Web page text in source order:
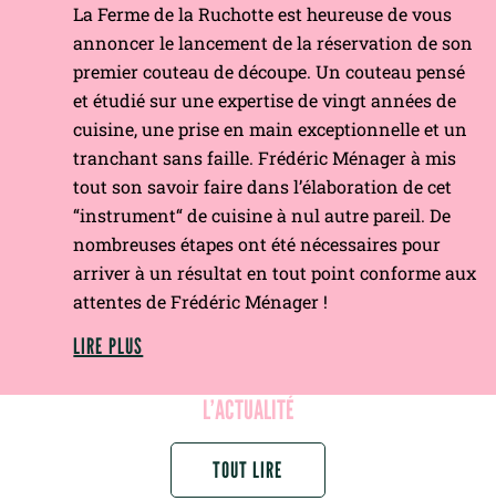
La Ferme de la Ruchotte est heureuse de vous
annoncer le lancement de la réservation de son
premier couteau de découpe. Un couteau pensé
et étudié sur une expertise de vingt années de
cuisine, une prise en main exceptionnelle et un
tranchant sans faille. Frédéric Ménager à mis
tout son savoir faire dans l’élaboration de cet
“instrument“ de cuisine à nul autre pareil. De
nombreuses étapes ont été nécessaires pour
arriver à un résultat en tout point conforme aux
attentes de Frédéric Ménager !
LIRE PLUS
L’ACTUALITÉ
TOUT LIRE